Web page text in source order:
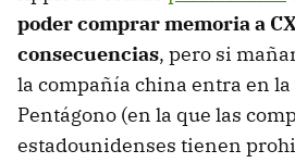
poder comprar memoria a
consecuencias, pero si
la compañía china entra en
Pentágono (en la que las
estadounidenses tienen